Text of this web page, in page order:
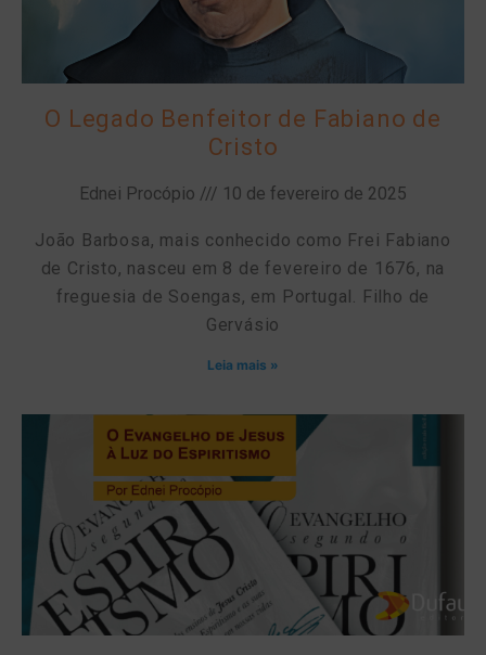
O Legado Benfeitor de Fabiano de
Cristo
Ednei Procópio 10 de fevereiro de 2025
João Barbosa, mais conhecido como Frei Fabiano
de Cristo, nasceu em 8 de fevereiro de 1676, na
freguesia de Soengas, em Portugal. Filho de
Gervásio
Leia mais »